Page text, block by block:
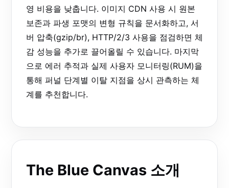
영 비용을 낮춥니다. 이미지 CDN 사용 시 원본
보존과 파생 포맷의 변형 규칙을 문서화하고, 서
버 압축(gzip/br), HTTP/2/3 사용을 점검하면 체
감 성능을 추가로 끌어올릴 수 있습니다. 마지막
으로 에러 추적과 실제 사용자 모니터링(RUM)을
통해 퍼널 단계별 이탈 지점을 상시 관측하는 체
계를 추천합니다.
The Blue Canvas 소개